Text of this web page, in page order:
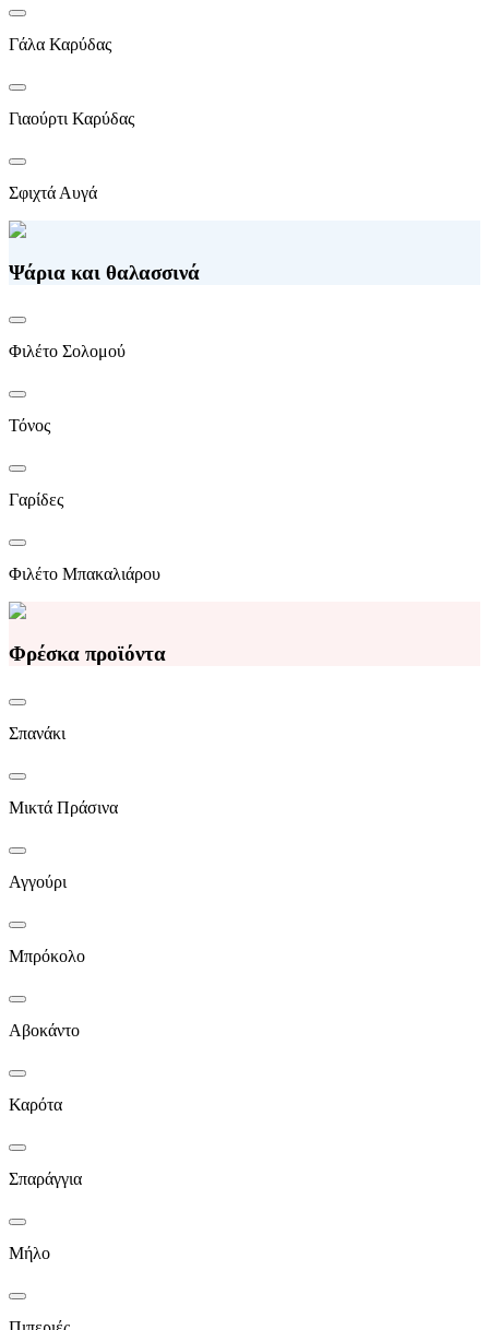
Γάλα Καρύδας
Γιαούρτι Καρύδας
Σφιχτά Αυγά
Ψάρια και θαλασσινά
Φιλέτο Σολομού
Τόνος
Γαρίδες
Φιλέτο Μπακαλιάρου
Φρέσκα προϊόντα
Σπανάκι
Μικτά Πράσινα
Αγγούρι
Μπρόκολο
Αβοκάντο
Καρότα
Σπαράγγια
Μήλο